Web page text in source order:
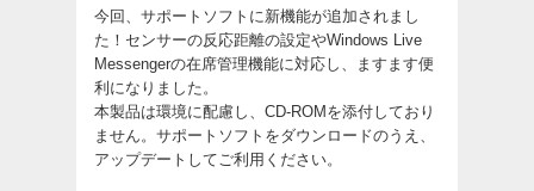
今回、サポートソフトに新機能が追加されまし
た！センサーの反応距離の設定やWindows Live
Messengerの在席管理機能に対応し、ますます便
利になりました。
本製品は環境に配慮し、CD-ROMを添付しており
ません。サポートソフトをダウンロードのうえ、
アップデートしてご利用ください。